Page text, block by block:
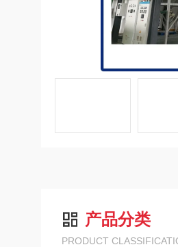
产品分类
PRODUCT